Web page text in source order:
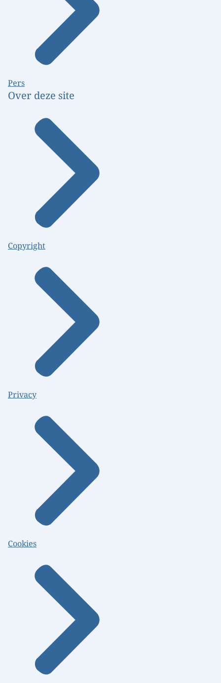
Pers
Over deze site
Copyright
Privacy
Cookies